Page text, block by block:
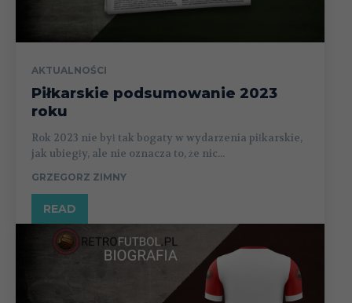
AKTUALNOŚCI
Piłkarskie podsumowanie 2023
roku
Rok 2023 nie był tak bogaty w wydarzenia piłkarskie,
jak ubiegły, ale nie oznacza to, że nic...
GRZEGORZ ZIMNY
READ